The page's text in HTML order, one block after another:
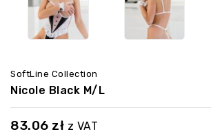
SoftLine Collection
Nicole Black M/L
83.06 zł z VAT